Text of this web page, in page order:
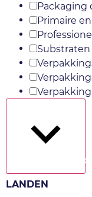
Packaging
Primaire
Substraten
LANDEN